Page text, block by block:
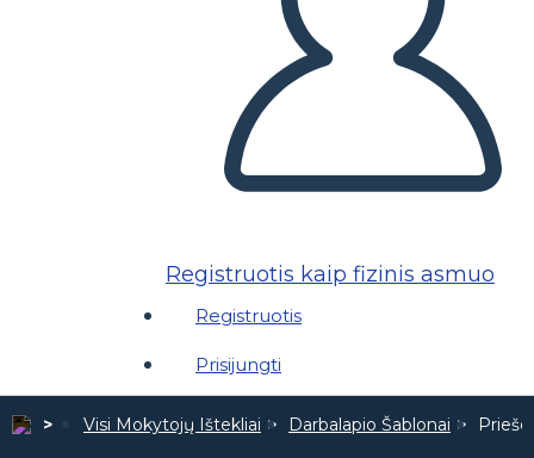
Registruotis kaip fizinis asmuo
Registruotis
Prisijungti
Visi Mokytojų Ištekliai Darbalapio Šablonai